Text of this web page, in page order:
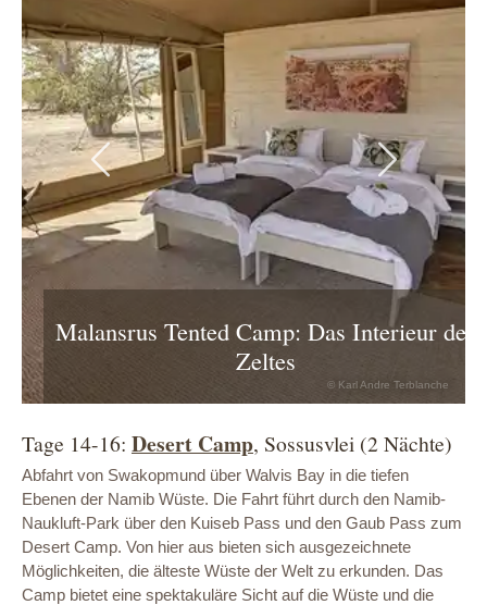
© Karl Andre Terblanche
Malansrus Tented Camp: Das Interieur des
Zeltes
Previous Next
Tage 14-16: Desert Camp, Sossusvlei (2 Nächte)
Abfahrt von Swakopmund über Walvis Bay in die tiefen
Ebenen der Namib Wüste. Die Fahrt führt durch den Namib-
Naukluft-Park über den Kuiseb Pass und den Gaub Pass zum
Desert Camp. Von hier aus bieten sich ausgezeichnete
Möglichkeiten, die älteste Wüste der Welt zu erkunden. Das
Camp bietet eine spektakuläre Sicht auf die Wüste und die